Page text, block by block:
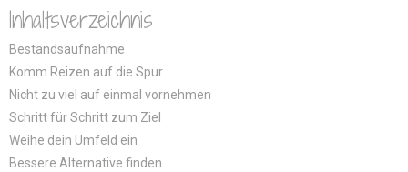
Inhaltsverzeichnis
Bestandsaufnahme
Komm Reizen auf die Spur
Nicht zu viel auf einmal vornehmen
Schritt für Schritt zum Ziel
Weihe dein Umfeld ein
Bessere Alternative finden